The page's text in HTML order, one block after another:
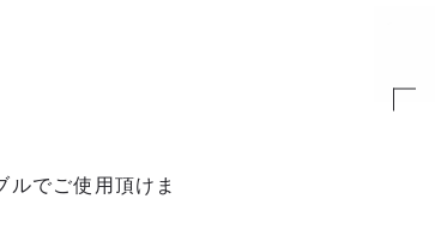
でご使用頂けま